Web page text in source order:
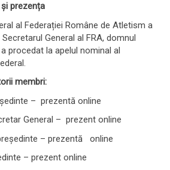
prezența
al Federației Române de Atletism a
General al FRA, domnul
procedat la apelul nominal al
membri:
– prezentă online
General – prezent online
– prezentă online
– prezent online